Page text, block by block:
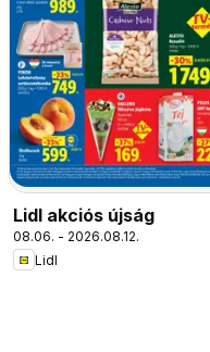
Lidl akciós újság
08.06. - 2026.08.12.
Lidl